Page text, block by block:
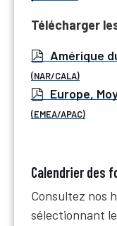
Télécharger
Amérique
(NAR/CALA)
Europe,
(EMEA/APAC)
Calendrier des
Consultez nos
sélectionnant